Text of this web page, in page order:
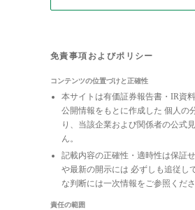
免責事項およびポリシー
コンテンツの位置づけと正確性
本サイトは有価証券報告書・IR資
公開情報をもとに作成した 個人の
り、当該企業および関係者の公式
ん。
記載内容の正確性・適時性は保証
や最新の開示には 必ずしも追従し
な判断には一次情報をご参照くださ
責任の範囲